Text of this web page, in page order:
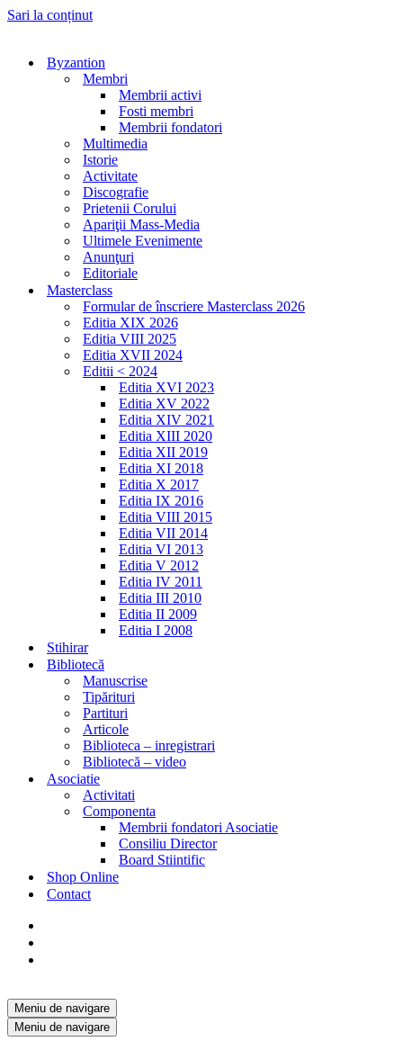
Sari la conținut
Byzantion
Membri
Membrii activi
Fosti membri
Membrii fondatori
Multimedia
Istorie
Activitate
Discografie
Prietenii Corului
Apariţii Mass-Media
Ultimele Evenimente
Anunţuri
Editoriale
Masterclass
Formular de înscriere Masterclass 2026
Editia XIX 2026
Editia VIII 2025
Editia XVII 2024
Editii < 2024
Editia XVI 2023
Editia XV 2022
Editia XIV 2021
Editia XIII 2020
Editia XII 2019
Editia XI 2018
Editia X 2017
Editia IX 2016
Editia VIII 2015
Editia VII 2014
Editia VI 2013
Editia V 2012
Editia IV 2011
Editia III 2010
Editia II 2009
Editia I 2008
Stihirar
Bibliotecă
Manuscrise
Tipărituri
Partituri
Articole
Biblioteca – inregistrari
Bibliotecă – video
Asociatie
Activitati
Componenta
Membrii fondatori Asociatie
Consiliu Director
Board Stiintific
Shop Online
Contact
Meniu de navigare
Meniu de navigare